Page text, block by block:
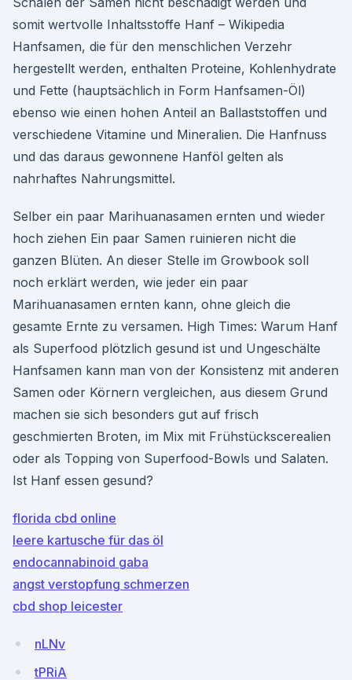
somit wertvolle Inhaltsstoffe Hanf – Wikipedia
Hanfsamen, die für den menschlichen Verzehr
hergestellt werden, enthalten Proteine, Kohlenhydrate
und Fette (hauptsächlich in Form Hanfsamen-Öl)
ebenso wie einen hohen Anteil an Ballaststoffen und
verschiedene Vitamine und Mineralien. Die Hanfnuss
und das daraus gewonnene Hanföl gelten als
nahrhaftes Nahrungsmittel.
Selber ein paar Marihuanasamen ernten und wieder
hoch ziehen Ein paar Samen ruinieren nicht die
ganzen Blüten. An dieser Stelle im Growbook soll
noch erklärt werden, wie jeder ein paar
Marihuanasamen ernten kann, ohne gleich die
gesamte Ernte zu versamen. High Times: Warum Hanf
als Superfood plötzlich gesund ist und Ungeschälte
Hanfsamen kann man von der Konsistenz mit anderen
Samen oder Körnern vergleichen, aus diesem Grund
machen sie sich besonders gut auf frisch
geschmierten Broten, im Mix mit Frühstückscerealien
oder als Topping von Superfood-Bowls und Salaten.
Ist Hanf essen gesund?
florida cbd online
leere kartusche für das öl
endocannabinoid gaba
angst verstopfung schmerzen
cbd shop leicester
nLNv
tPRiA